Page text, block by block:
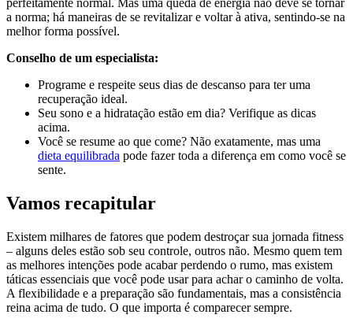
a norma; há maneiras de se revitalizar e voltar à ativa, sentindo-se na
melhor forma possível.
Conselho de um especialista:
Programe e respeite seus dias de descanso para ter uma
recuperação ideal.
Seu sono e a hidratação estão em dia? Verifique as dicas
acima.
Você se resume ao que come? Não exatamente, mas uma
dieta equilibrada pode fazer toda a diferença em como você se
sente.
Vamos recapitular
Existem milhares de fatores que podem destroçar sua jornada fitness
– alguns deles estão sob seu controle, outros não. Mesmo quem tem
as melhores intenções pode acabar perdendo o rumo, mas existem
táticas essenciais que você pode usar para achar o caminho de volta.
A flexibilidade e a preparação são fundamentais, mas a consistência
reina acima de tudo. O que importa é comparecer sempre.